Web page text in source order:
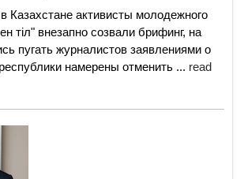
Казахстане активисты молодежного
тіл" внезапно созвали брифинг, на
пугать журналистов заявлениями о
намерены отменить ... read